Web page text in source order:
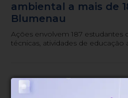
ambiental a mais de
Blumenau
Ações envolvem 187 estudantes
técnicas, atividades de educação
Blumenau, SC